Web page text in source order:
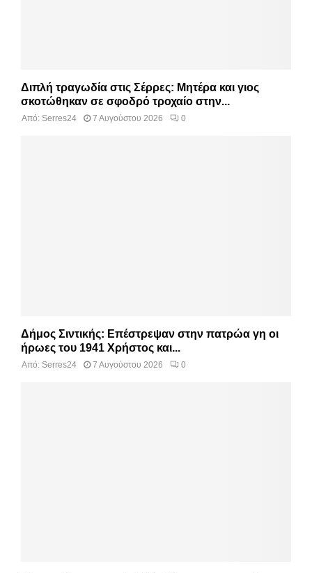
Διπλή τραγωδία στις Σέρρες: Μητέρα και γιος
σκοτώθηκαν σε σφοδρό τροχαίο στην...
Από: Serres24 7 Αυγούστου 2026 0
Δήμος Σιντικής: Επέστρεψαν στην πατρώα γη οι
ήρωες του 1941 Χρήστος και...
Από: Serres24 7 Αυγούστου 2026 0